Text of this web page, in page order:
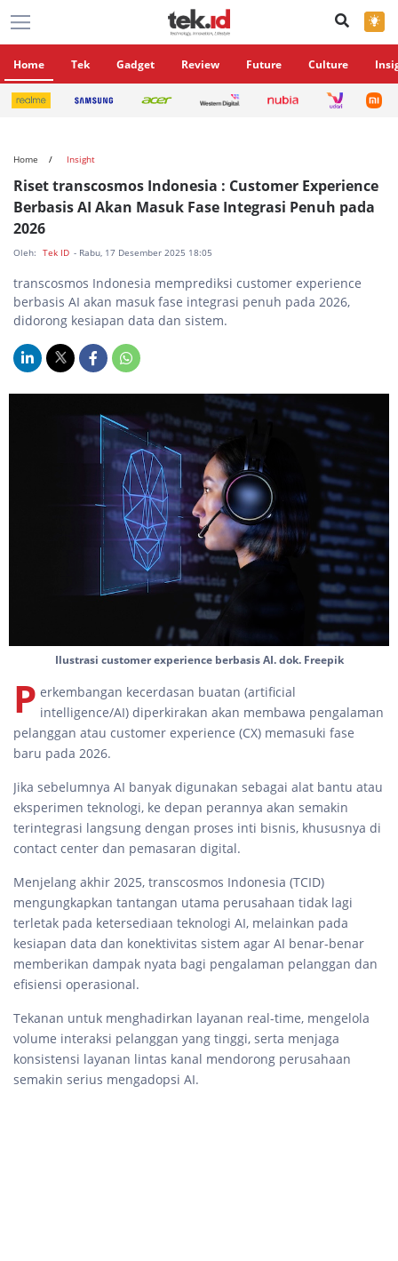
×
Home Tek Gadget Review Future Culture
Home Insight
Riset transcosmos Indonesia : Customer Experience
Berbasis AI Akan Masuk Fase Integrasi Penuh pada
2026
Oleh: Tek ID - Rabu, 17 Desember 2025 18:05
transcosmos Indonesia memprediksi customer experience
berbasis AI akan masuk fase integrasi penuh pada 2026,
didorong kesiapan data dan sistem.
Ilustrasi customer experience berbasis AI. dok. Freepik
P erkembangan kecerdasan buatan (artificial
intelligence/AI) diperkirakan akan membawa pengalaman
pelanggan atau customer experience (CX) memasuki fase
baru pada 2026.
Jika sebelumnya AI banyak digunakan sebagai alat bantu atau
eksperimen teknologi, ke depan perannya akan semakin
terintegrasi langsung dengan proses inti bisnis, khususnya di
contact center dan pemasaran digital.
Menjelang akhir 2025, transcosmos Indonesia (TCID)
mengungkapkan tantangan utama perusahaan tidak lagi
terletak pada ketersediaan teknologi AI, melainkan pada
kesiapan data dan konektivitas sistem agar AI benar-benar
memberikan dampak nyata bagi pengalaman pelanggan dan
efisiensi operasional.
Tekanan untuk menghadirkan layanan real-time, mengelola
volume interaksi pelanggan yang tinggi, serta menjaga
konsistensi layanan lintas kanal mendorong perusahaan
semakin serius mengadopsi AI.